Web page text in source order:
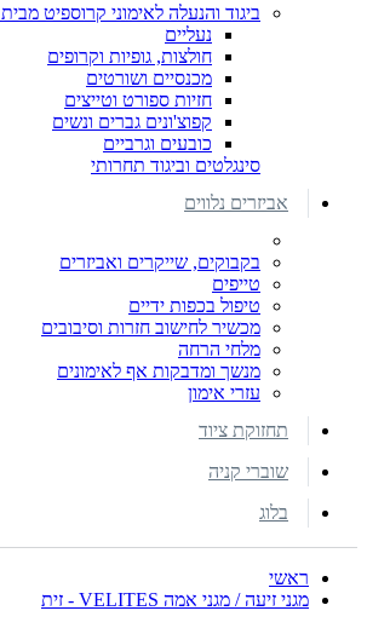
ביגוד והנעלה לאימוני קרוספיט מבית Velites
נעליים
חולצות, גופיות וקרופים
מכנסיים ושורטים
חזיות ספורט וטייצים
קפוצ'ונים גברים ונשים
כובעים וגרביים
סינגלטים וביגוד תחרותי
אביזרים נלווים
בקבוקים, שייקרים ואביזרים
טייפים
טיפול בכפות ידיים
מכשיר לחישוב חזרות וסיבובים
מלחי הרחה
מנשך ומדבקות אף לאימונים
עזרי אימון
תחזוקת ציוד
שוברי קניה
בלוג
ראשי
מגני זיעה / מגני אמה VELITES - זית